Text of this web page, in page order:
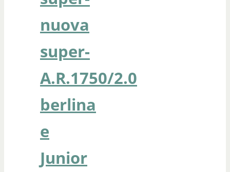
nuova
super-
A.R.1750/2.0
berlina
e
Junior